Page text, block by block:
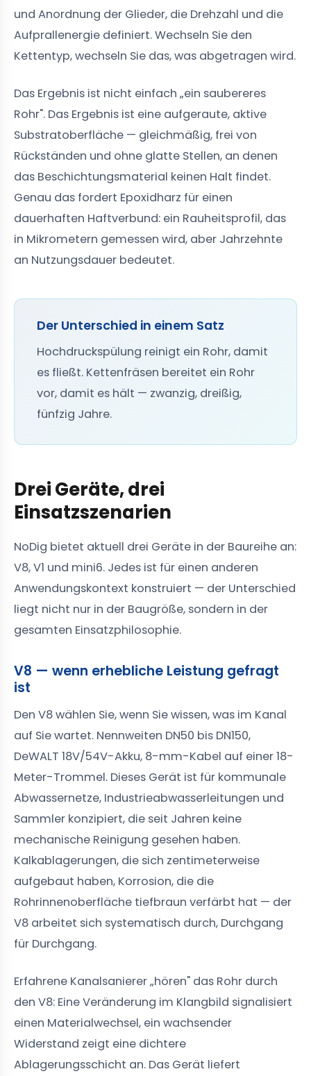
und Anordnung der Glieder, die Drehzahl und die
Aufprallenergie definiert. Wechseln Sie den
Kettentyp, wechseln Sie das, was abgetragen wird.
Das Ergebnis ist nicht einfach „ein saubereres
Rohr". Das Ergebnis ist eine aufgeraute, aktive
Substratoberfläche — gleichmäßig, frei von
Rückständen und ohne glatte Stellen, an denen
das Beschichtungsmaterial keinen Halt findet.
Genau das fordert Epoxidharz für einen
dauerhaften Haftverbund: ein Rauheitsprofil, das
in Mikrometern gemessen wird, aber Jahrzehnte
an Nutzungsdauer bedeutet.
Der Unterschied in einem Satz
Hochdruckspülung reinigt ein Rohr, damit
es fließt. Kettenfräsen bereitet ein Rohr
vor, damit es hält — zwanzig, dreißig,
fünfzig Jahre.
Drei Geräte, drei
Einsatzszenarien
NoDig bietet aktuell drei Geräte in der Baureihe an:
V8, V1 und mini6. Jedes ist für einen anderen
Anwendungskontext konstruiert — der Unterschied
liegt nicht nur in der Baugröße, sondern in der
gesamten Einsatzphilosophie.
V8 — wenn erhebliche Leistung gefragt
ist
Den V8 wählen Sie, wenn Sie wissen, was im Kanal
auf Sie wartet. Nennweiten DN50 bis DN150,
DeWALT 18V/54V-Akku, 8-mm-Kabel auf einer 18-
Meter-Trommel. Dieses Gerät ist für kommunale
Abwassernetze, Industrieabwasserleitungen und
Sammler konzipiert, die seit Jahren keine
mechanische Reinigung gesehen haben.
Kalkablagerungen, die sich zentimeterweise
aufgebaut haben, Korrosion, die die
Rohrinnenoberfläche tiefbraun verfärbt hat — der
V8 arbeitet sich systematisch durch, Durchgang
für Durchgang.
Erfahrene Kanalsanierer „hören" das Rohr durch
den V8: Eine Veränderung im Klangbild signalisiert
einen Materialwechsel, ein wachsender
Widerstand zeigt eine dichtere
Ablagerungsschicht an. Das Gerät liefert